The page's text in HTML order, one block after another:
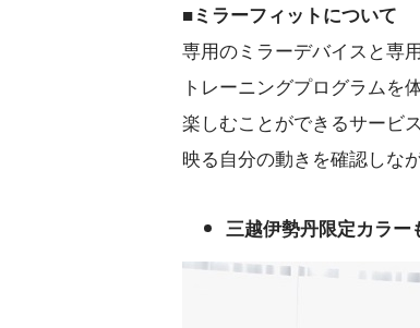
■ミラーフィットについて
専用のミラーデバイスと専
トレーニングプログラムを
楽しむことができるサービ
映る自分の動きを確認しな
三越伊勢丹限定カラー